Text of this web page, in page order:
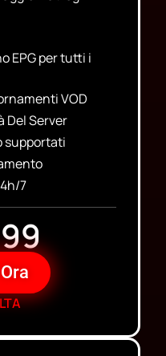
EPG per tutti i
VOD
Del Server
supportati
7